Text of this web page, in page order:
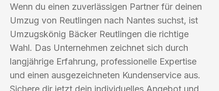
Wenn du einen zuverlässigen Partner für deinen
Umzug von Reutlingen nach Nantes suchst, ist
Umzugskönig Bäcker Reutlingen die richtige
Wahl. Das Unternehmen zeichnet sich durch
langjährige Erfahrung, professionelle Expertise
und einen ausgezeichneten Kundenservice aus.
Sichere dir jetzt dein individuelles Angebot und